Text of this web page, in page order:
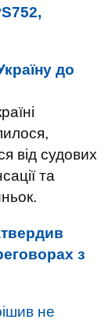
до
від судових
та
з
не